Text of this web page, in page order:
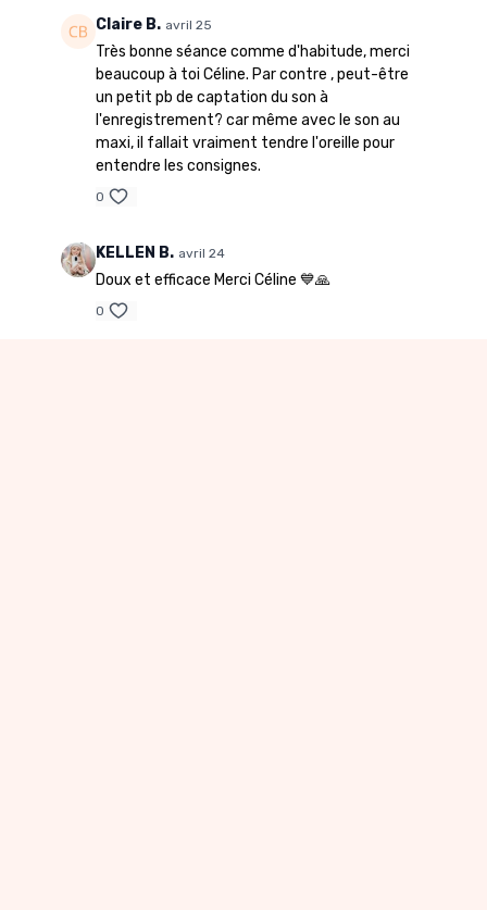
Claire B. avril 25
Très bonne séance comme d'habitude, merci
beaucoup à toi Céline. Par contre , peut-être
un petit pb de captation du son à
l'enregistrement? car même avec le son au
maxi, il fallait vraiment tendre l'oreille pour
entendre les consignes.
0
KELLEN B. avril 24
Doux et efficace Merci Céline 💙🙏
0